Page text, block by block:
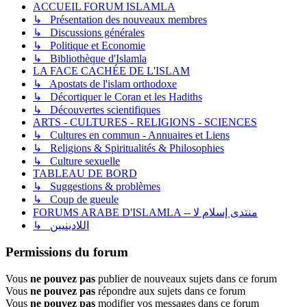
ACCUEIL FORUM ISLAMLA
↳ Présentation des nouveaux membres
↳ Discussions générales
↳ Politique et Economie
↳ Bibliothèque d'Islamla
LA FACE CACHÉE DE L'ISLAM
↳ Apostats de l'islam orthodoxe
↳ Décortiquer le Coran et les Hadiths
↳ Découvertes scientifiques
ARTS - CULTURES - RELIGIONS - SCIENCES
↳ Cultures en commun - Annuaires et Liens
↳ Religions & Spiritualités & Philosophies
↳ Culture sexuelle
TABLEAU DE BORD
↳ Suggestions & problèmes
↳ Coup de gueule
FORUMS ARABE D'ISLAMLA -- منتدى إسلام لا
↳ اللادينيين
Permissions du forum
Vous ne pouvez pas publier de nouveaux sujets dans ce forum
Vous ne pouvez pas répondre aux sujets dans ce forum
Vous ne pouvez pas modifier vos messages dans ce forum